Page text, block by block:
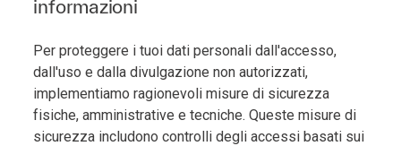
informazioni
Per proteggere i tuoi dati personali dall'accesso,
dall'uso e dalla divulgazione non autorizzati,
implementiamo ragionevoli misure di sicurezza
fisiche, amministrative e tecniche. Queste misure di
sicurezza includono controlli degli accessi basati sui